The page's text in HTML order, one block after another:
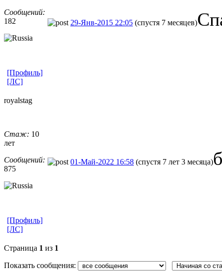
Сообщений:
182
29-Янв-2015 22:05 (спустя 7 месяцев)
[Профиль]
[ЛС]
royalstag
Стаж: 10
лет
Сообщений:
875
01-Май-2022 16:58 (спустя 7 лет 3 месяца)
[Профиль]
[ЛС]
Страница 1 из 1
Показать сообщения: